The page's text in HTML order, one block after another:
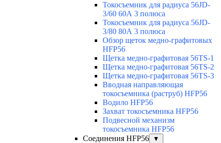
Токосъемник для радиуса 56JD-
3/60 60А 3 полюса
Токосъемник для радиуса 56JD-
3/80 80А 3 полюса
Обзор щеток медно-графитовых
HFP56
Щетка медно-графитовая 56TS-1
Щетка медно-графитовая 56TS-2
Щетка медно-графитовая 56TS-3
Вводная направляющая
токосъемника (раструб) HFP56
Водило HFP56
Захват токосъемника HFP56
Подвесной механизм
токосъемника HFP56
Соединения HFP56
▼